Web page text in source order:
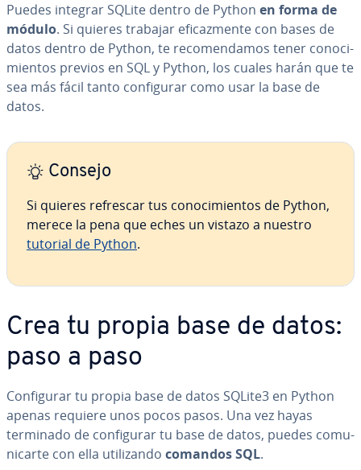
Puedes integrar SQLite dentro de Python en forma de
módulo. Si quieres trabajar efi­ca­z­me­n­te con bases de
datos dentro de Python, te re­co­me­n­da­mos tener co­no­ci­
mie­n­tos previos en SQL y Python, los cuales harán que te
sea más fácil tanto co­n­fi­gu­rar como usar la base de
datos.
Consejo
Si quieres refrescar tus co­no­ci­mie­n­tos de Python,
merece la pena que eches un vistazo a nuestro
tutorial de Python.
Crea tu propia base de datos:
paso a paso
Co­n­fi­gu­rar tu propia base de datos SQLite3 en Python
apenas requiere unos pocos pasos. Una vez hayas
terminado de co­n­fi­gu­rar tu base de datos, puedes co­mu­
ni­car­te con ella uti­li­za­n­do comandos SQL.